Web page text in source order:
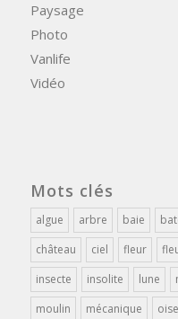
Paysage
Photo
Vanlife
Vidéo
Mots clés
algue arbre baie
château
ciel fleur
insecte
insolite lune
moulin
mécanique